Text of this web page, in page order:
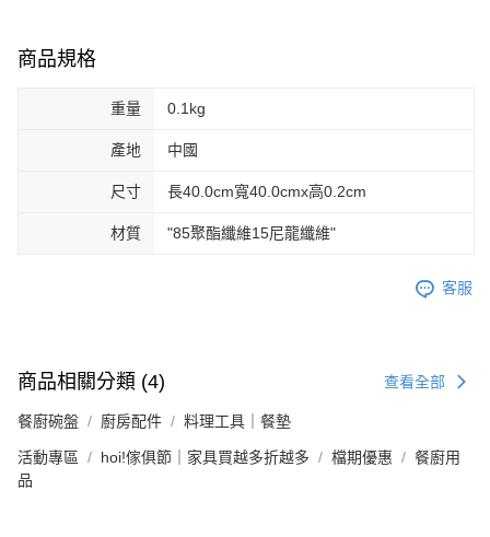
商品規格
重量 0.1kg
產地 中國
尺寸 長40.0cm寬40.0cmx高0.2cm
材質 "85聚酯纖維15尼龍纖維"
客服
商品相關分類 (4) 查看全部
餐廚碗盤 廚房配件 料理工具｜餐墊
活動專區 hoi!傢俱節｜家具買越多折越多 檔期優惠
餐廚用
品